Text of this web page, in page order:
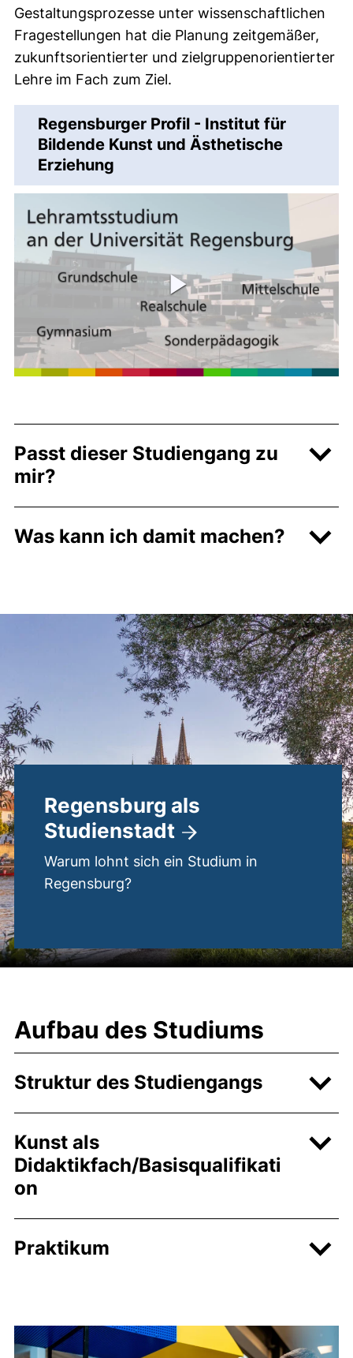
Gestaltungsprozesse unter wissenschaftlichen
Fragestellungen hat die Planung zeitgemäßer,
zukunftsorientierter und zielgruppenorientierter
Lehre im Fach zum Ziel.
Regensburger Profil - Institut für
Bildende Kunst und Ästhetische
Erziehung
Passt dieser Studiengang zu
mir?
Was kann ich damit machen?
Regensburg als
Studienstadt
Warum lohnt sich ein Studium in
Regensburg?
Aufbau des Studiums
Struktur des Studiengangs
Kunst als
Didaktikfach/Basisqualifikati
on
Praktikum